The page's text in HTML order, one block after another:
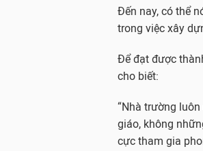
Đến nay, có thể
trong việc xây
Để đạt được
cho biết:
“Nhà trường
giáo, không
cực tham gia